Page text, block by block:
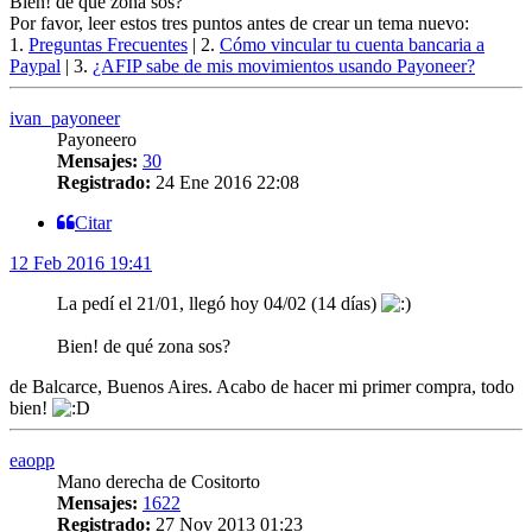
Por favor, leer estos tres puntos antes de crear un tema nuevo:
1. Preguntas Frecuentes | 2. Cómo vincular tu cuenta bancaria a
Paypal | 3. ¿AFIP sabe de mis movimientos usando Payoneer?
ivan_payoneer
Payoneero
Mensajes: 30
Registrado: 24 Ene 2016 22:08
Citar
12 Feb 2016 19:41
La pedí el 21/01, llegó hoy 04/02 (14 días)
Bien! de qué zona sos?
de Balcarce, Buenos Aires. Acabo de hacer mi primer compra, todo
bien!
eaopp
Mano derecha de Cositorto
Mensajes: 1622
Registrado: 27 Nov 2013 01:23